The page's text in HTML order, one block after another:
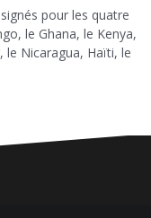
pour les quatre
le Ghana, le Kenya,
le Nicaragua, Haïti, le